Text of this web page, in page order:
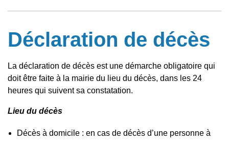
Déclaration de décès
La déclaration de décès est une démarche obligatoire qui
doit être faite à la mairie du lieu du décès, dans les 24
heures qui suivent sa constatation.
Lieu du décès
Décès à domicile : en cas de décès d’une personne à